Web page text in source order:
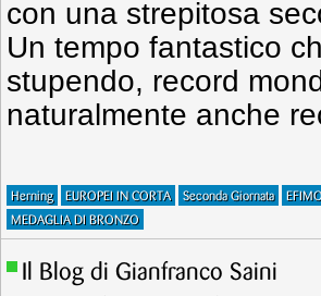
con una strepitosa
Un tempo fantastico
stupendo, record
naturalmente anche
Herning EUROPEI IN CORTA Seconda Giornata
MEDAGLIA DI BRONZO
Il Blog di Gianfranco Saini